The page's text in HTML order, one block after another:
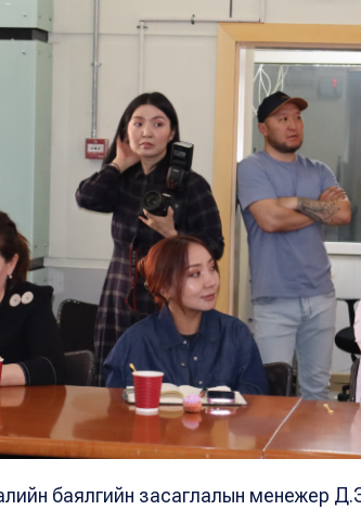
баялгийн засаглалын менежер